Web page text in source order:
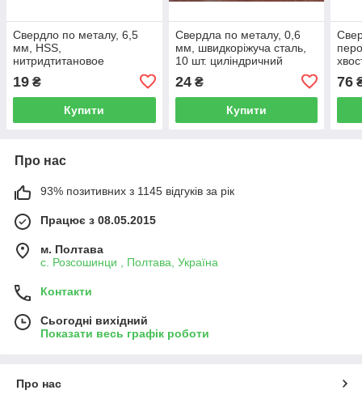
Свердло по металу, 6,5
мм, HSS,
нитридтитановое
хвостовик MATRIX
19 ₴
Купити
Свердла по металу, 0,6
мм, швидкоріжуча сталь,
10 шт. циліндричний
24₴
Купити
76
Про нас
93% позитивних з 1145 відгуків за рік
Працює з 08.05.2015
м. Полтава
с. Розсошинци , Полтава, Україна
Контакти
Сьогодні вихідний
Показати весь графік роботи
Про нас